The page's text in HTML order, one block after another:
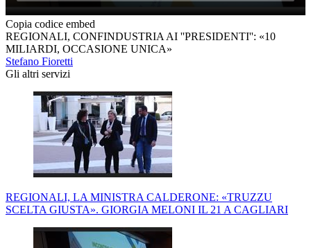
Copia codice embed
REGIONALI, CONFINDUSTRIA AI ''PRESIDENTI'': «10
MILIARDI, OCCASIONE UNICA»
Stefano Fioretti
Gli altri servizi
REGIONALI, LA MINISTRA CALDERONE: «TRUZZU
SCELTA GIUSTA». GIORGIA MELONI IL 21 A CAGLIARI